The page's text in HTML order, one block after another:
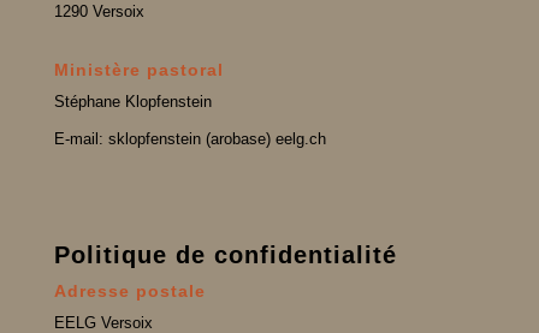
1290 Versoix
Ministère pastoral
Stéphane Klopfenstein
E-mail: sklopfenstein (arobase) eelg.ch
Politique de confidentialité
Adresse postale
EELG Versoix